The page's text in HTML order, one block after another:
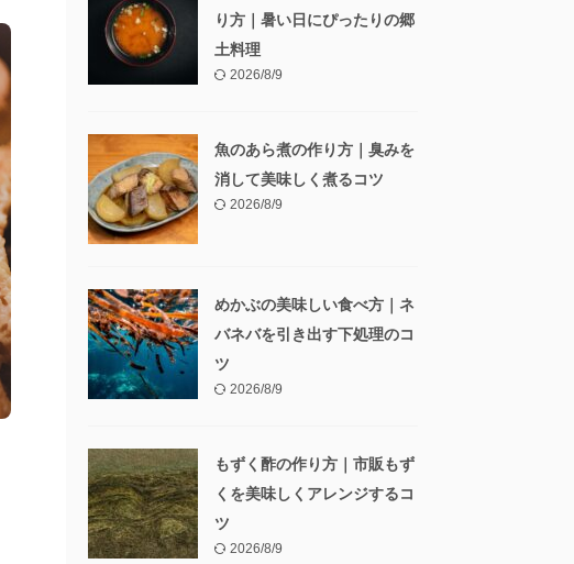
り方｜暑い日にぴったりの郷
土料理
2026/8/9
魚のあら煮の作り方｜臭みを
消して美味しく煮るコツ
2026/8/9
めかぶの美味しい食べ方｜ネ
バネバを引き出す下処理のコ
ツ
2026/8/9
もずく酢の作り方｜市販もず
くを美味しくアレンジするコ
ツ
2026/8/9